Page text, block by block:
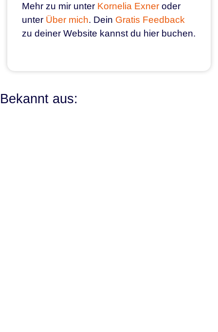
Mehr zu mir unter Kornelia Exner oder
unter Über mich. Dein Gratis Feedback
zu deiner Website kannst du hier buchen.
Bekannt aus: